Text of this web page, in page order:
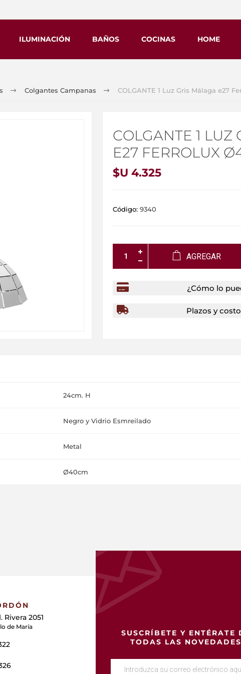
ILUMINACIÓN BAÑOS COCINAS HOME
Colgantes Campanas COLGANTE 1 Luz Gris Málaga e27
COLGANTE 1 LUZ
E27 FERROLUX
$U 4.325
Código: 9340
AGREGAR
¿Cómo lo
Plazos y
24cm. H
Negro y Vidrio Esmreilado
Metal
Ø40cm
SUSCRÍBETE Y ENTÉRATE
TODAS LAS NOVEDADES
Rivera 2051
de María